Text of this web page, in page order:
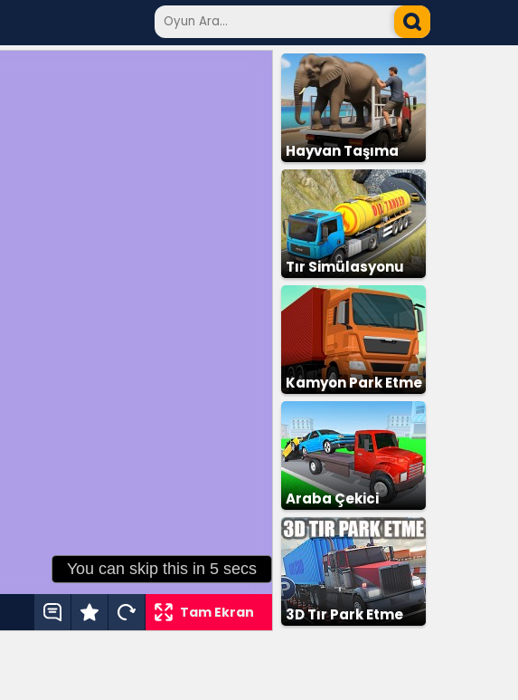
Tam Ekran
Hayvan Taşıma
Tır Simülasyonu
Kamyon Park Etme
Araba Çekici
3D Tır Park Etme